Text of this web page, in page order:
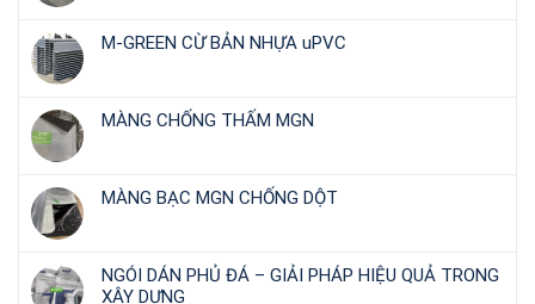
M-GREEN CỪ BẢN NHỰA uPVC
MÀNG CHỐNG THẤM MGN
MÀNG BẠC MGN CHỐNG DỘT
NGÓI DÁN PHỦ ĐÁ – GIẢI PHÁP HIỆU QUẢ TRONG
XÂY DỰNG